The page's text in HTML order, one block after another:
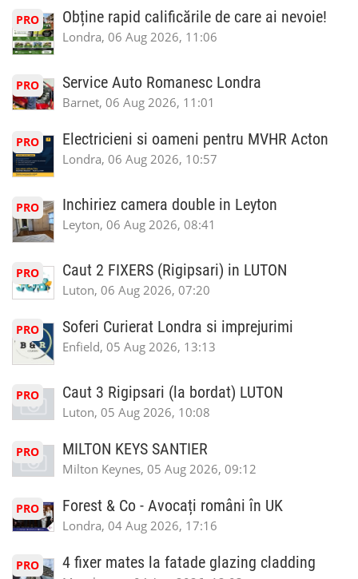
PRO Obține rapid calificările de care ai nevoie!
Londra, 06 Aug 2026, 11:06
PRO Service Auto Romanesc Londra
Barnet, 06 Aug 2026, 11:01
PRO Electricieni si oameni pentru MVHR Acton
Londra, 06 Aug 2026, 10:57
PRO Inchiriez camera double in Leyton
Leyton, 06 Aug 2026, 08:41
PRO Caut 2 FIXERS (Rigipsari) in LUTON
Luton, 06 Aug 2026, 07:20
PRO Soferi Curierat Londra si imprejurimi
Enfield, 05 Aug 2026, 13:13
PRO Caut 3 Rigipsari (la bordat) LUTON
Luton, 05 Aug 2026, 10:08
PRO MILTON KEYS SANTIER
Milton Keynes, 05 Aug 2026, 09:12
PRO Forest & Co - Avocați români în UK
Londra, 04 Aug 2026, 17:16
PRO 4 fixer mates la fatade glazing cladding